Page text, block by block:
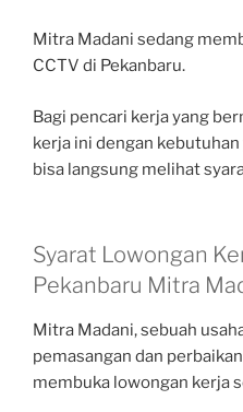
Mitra Madani sedang
CCTV di Pekanbaru.
Bagi pencari kerja yang
kerja ini dengan
bisa langsung melihat
Syarat Lowongan
Pekanbaru Mitra
Mitra Madani, sebuah
pemasangan dan
membuka lowongan kerja